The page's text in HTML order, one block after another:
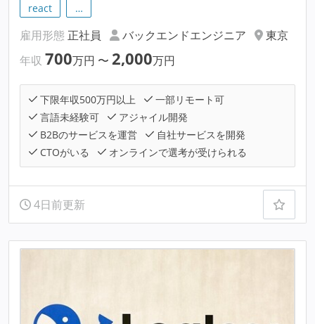
react
…
雇用形態 正社員 バックエンドエンジニア
東京
年収 700万円 〜 2,000万円
下限年収500万円以上
一部リモート可
言語未経験可
アジャイル開発
B2Bのサービスを運営
自社サービスを開発
CTOがいる
オンラインで選考が受けられる
4日前更新